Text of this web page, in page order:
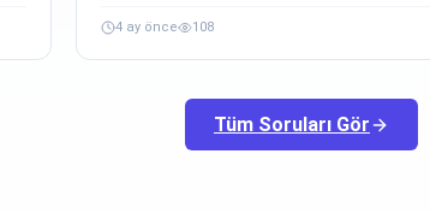
4 ay önce 108
Tüm Soruları Gör